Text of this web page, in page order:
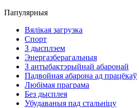
Папулярныя
Вялікая загрузка
Спорт
З дысплэем
Энергазберагальныя
З антыбактэрыйнай абаронай
Падвойная абарона ад працёкаў
Любімая праграма
Без дысплея
Убудаваныя пад стальніцу